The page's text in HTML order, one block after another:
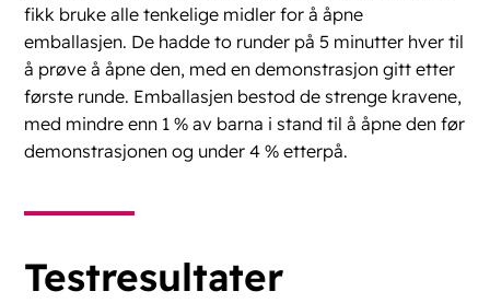
fikk bruke alle tenkelige midler for å åpne
emballasjen. De hadde to runder på 5 minutter hver til
å prøve å åpne den, med en demonstrasjon gitt etter
første runde. Emballasjen bestod de strenge kravene,
med mindre enn 1 % av barna i stand til å åpne den før
demonstrasjonen og under 4 % etterpå.
Testresultater